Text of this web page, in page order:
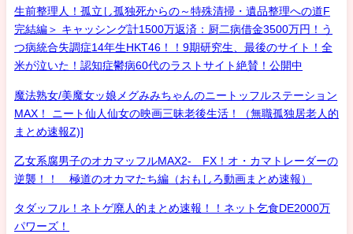
生前整理人！孤立し孤独死からの～特殊清掃・遺品整理への道F
完結編＞ キャッシング計1500万返済：厨二病借金3500万円！う
つ病統合失調症14年生HKT46！！9期研究生、最後のサイト！全
米が泣いた！認知症鬱病60代のラストサイト絶賛！公開中
魔法熟女/美魔女ッ娘メグみみちゃんのニートッフルステーション
MAX！ ニート仙人仙女の映画三昧老後生活！（無職孤独居老人的
まとめ速報Z)]
乙女系腐男子のオカマッフルMAX2- FX！オ・カマトレーダーの
逆襲！！ 極道のオカマたち編（おもしろ動画まとめ速報）
タダッフル！ネトゲ廃人的まとめ速報！！ネット乞食DE2000万
パワーズ！